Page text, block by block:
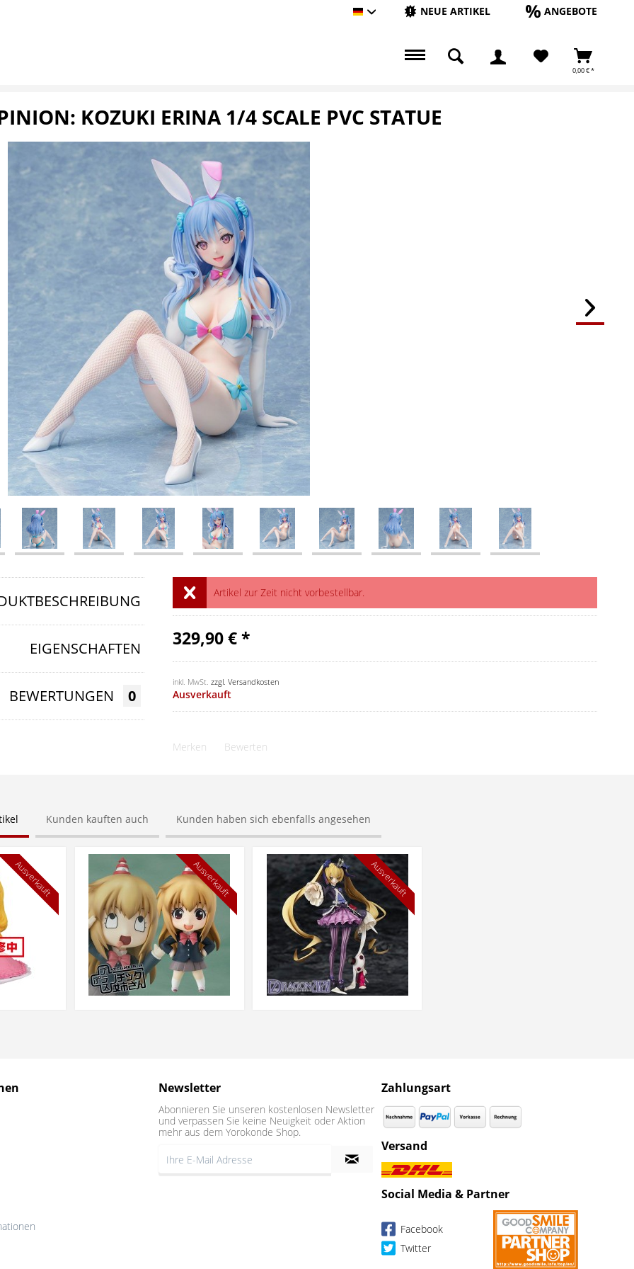
Hauptshop DeutschNEUE ARTIKEL ANGEBOTE
0,00 € *
KOZUKI ERINA 1/4 SCALE PVC STATUE
Artikel zur Zeit nicht vorbestellbar.
329,90 € *
inkl. MwSt. zzgl. Versandkosten
Ausverkauft
Merken Bewerten
EIGENSCHAFTEN
BEWERTUNGEN 0
Kunden kauften auch Kunden haben sich ebenfalls angesehen
Ausverkauft Ausverkauft Ausverkauft
Newsletter
Abonnieren Sie unseren kostenlosen Newsletter
und verpassen Sie keine Neuigkeit oder Aktion
mehr aus dem Yorokonde Shop.
Zahlungsart
Versand
Social Media & Partner
Facebook
Twitter